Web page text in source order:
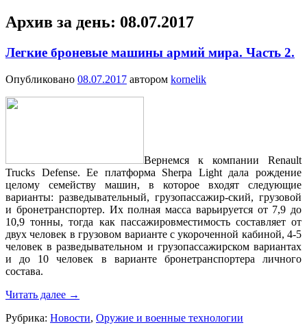
Архив за день: 08.07.2017
Легкие броневые машины армий мира. Часть 2.
Опубликовано 08.07.2017 автором kornelik
Вернемся к компании Renault
Trucks Defense. Ее платформа Sherpa Light дала рождение
целому семейству машин, в которое входят следующие
варианты: разведывательный, грузопассажир-ский, грузовой
и бронетранспортер. Их полная масса варьируется от 7,9 до
10,9 тонны, тогда как пассажировместимость составляет от
двух человек в грузовом варианте с укороченной кабиной, 4-5
человек в разведывательном и грузопассажирском вариантах
и до 10 человек в варианте бронетранспортера личного
состава.
Читать далее →
Рубрика: Новости, Оружие и военные технологии